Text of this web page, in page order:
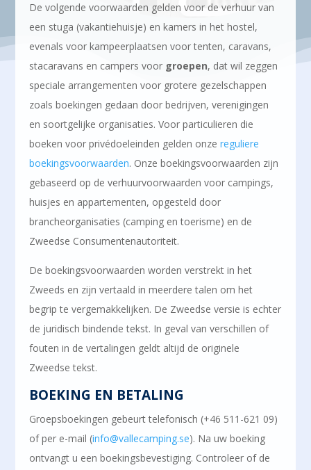
De volgende voorwaarden gelden voor de verhuur van
een stuga (vakantiehuisje) en kamers in het hostel,
evenals voor kampeerplaatsen voor tenten, caravans,
stacaravans en campers voor groepen, dat wil zeggen
speciale arrangementen voor grotere gezelschappen
zoals boekingen gedaan door bedrijven, verenigingen
en soortgelijke organisaties. Voor particulieren die
boeken voor privédoeleinden gelden onzereguliere
boekingsvoorwaarden. Onze boekingsvoorwaarden zijn
gebaseerd op de verhuurvoorwaarden voor campings,
huisjes en appartementen, opgesteld door
brancheorganisaties (camping en toerisme) en de
Zweedse Consumentenautoriteit.
De boekingsvoorwaarden worden verstrekt in het
Zweeds en zijn vertaald in meerdere talen om het
begrip te vergemakkelijken. De Zweedse versie is echter
de juridisch bindende tekst. In geval van verschillen of
fouten in de vertalingen geldt altijd de originele
Zweedse tekst.
BOEKING EN BETALING
Groepsboekingen gebeurt telefonisch (+46 511-621 09)
of per e-mail (info@vallecamping.se). Na uw boeking
ontvangt u een boekingsbevestiging. Controleer of de